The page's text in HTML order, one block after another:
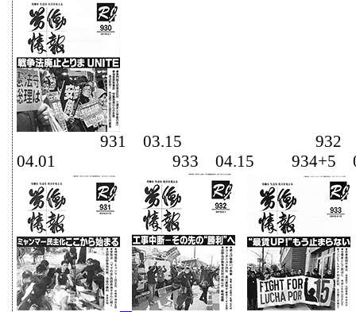
931 03.15
04.01 933 04.15 934+5